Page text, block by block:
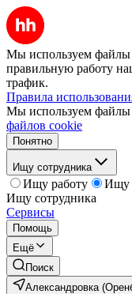
Мы используем файлы
правильную работу
трафик.
Правила
Мы используем файлы
файлов cookie
Понятно
Ищу сотрудника
Ищу работу
Ищу
Ищу сотрудника
Сервисы
Помощь
Ещё
Поиск
Александровка